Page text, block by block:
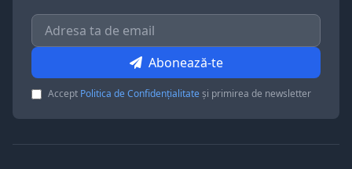
Abonează-te
Accept Politica de Confidențialitateși primirea de newsletter